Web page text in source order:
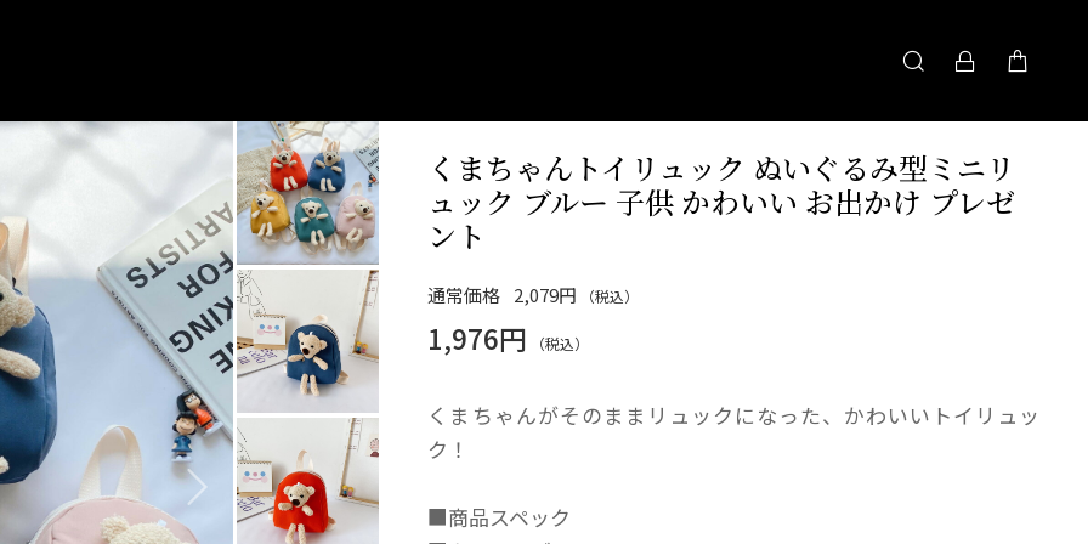
くまちゃんトイリュック ぬいぐるみ型ミニリ
ュック ブルー 子供 かわいい お出かけ プレゼ
ント
通常価格 2,079円 （税込）
1,976円 （税込）
くまちゃんがそのままリュックになった、かわいいトイリュッ
ク！
■商品スペック